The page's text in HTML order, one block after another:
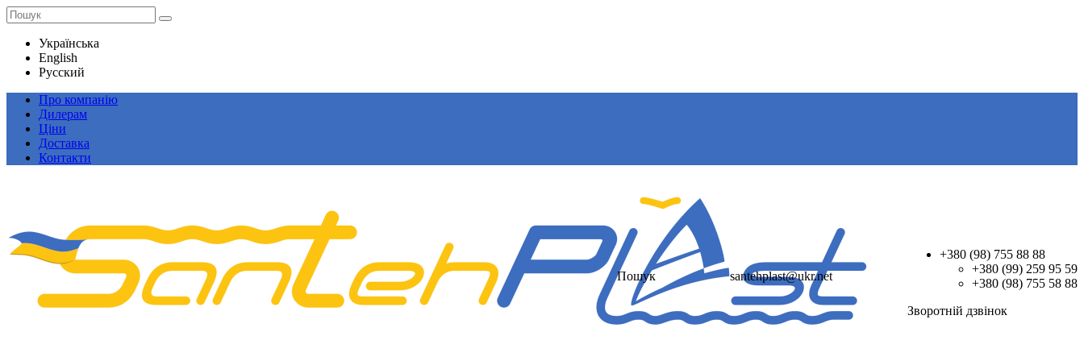
Українська
English
Русский
Про компанію
Дилерам
Ціни
Доставка
Контакти
Пошук santehplast@ukr.net
+380 (98) 755 88 88
+380 (99) 259 95 59
+380 (98) 755 58 88
Зворотнiй дзвiнок